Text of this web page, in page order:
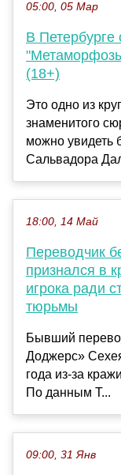
05:00, 05 Мар
В Петербурге
(18+)
Это одно из
знаменитого
можно увидеть
Сальвадора
18:00, 14 Май
Переводчик
признался в
игрока ради
тюрьмы
Бывший
Доджерс»
года из-за
По данным T...
09:00, 31 Янв